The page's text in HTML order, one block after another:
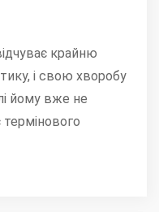
крайню
і свою хворобу
йому вже не